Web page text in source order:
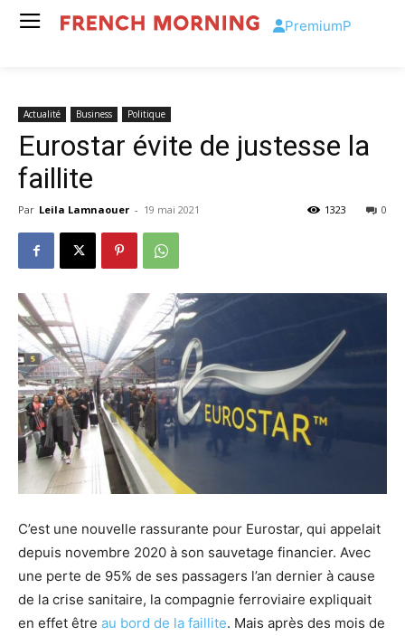
PremiumP
Actualité Business Politique
Eurostar évite de justesse la
faillite
Par Leila Lamnaouer - 19 mai 2021 0
1323
C’est une nouvelle rassurante pour Eurostar, qui appelait
depuis novembre 2020 à son sauvetage financier. Avec
une perte de 95% de ses passagers l’an dernier à cause
de la crise sanitaire, la compagnie ferroviaire expliquait
en effet être au bord de la faillite. Mais après des mois de